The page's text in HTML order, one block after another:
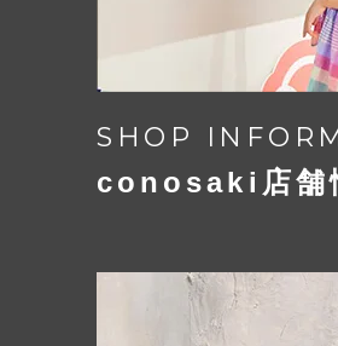
【商標登録 6793493
SHOP
conosaki店舗